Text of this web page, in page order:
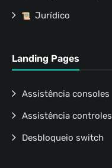
Jurídico
Landing Pages
Assistência consoles
Assistência controles
Desbloqueio switch